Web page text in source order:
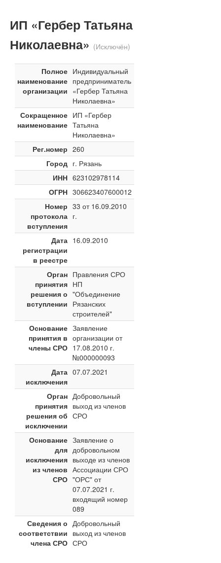
ИП «Гербер Татьяна
Николаевна» (Исключён)
Полное
наименование
организации
Индивидуальный
предприниматель
«Гербер Татьяна
Николаевна»
Сокращенное
наименование
ИП «Гербер
Татьяна
Николаевна»
Рег.номер 260
Город г. Рязань
ИНН 623102978114
ОГРН 306623407600012
Номер
протокола
вступления
33 от 16.09.2010
г.
Дата
регистрации
в реестре
16.09.2010
Орган
принятия
решения о
вступлении
Правления СРО
НП
"Объединение
Рязанских
строителей"
Основание
принятия в
члены СРО
Заявление
организации от
17.08.2010 г.
№000000093
Дата
исключения
07.07.2021
Орган
принятия
решения об
исключении
Добровольный
выход из членов
СРО
Основание
для
исключения
из членов
СРО
Заявление о
добровольном
выходе из членов
Ассоциации СРО
"ОРС" от
07.07.2021 г.
входящий номер
089
Сведения о
соответствии
члена СРО
Добровольный
выход из членов
СРО